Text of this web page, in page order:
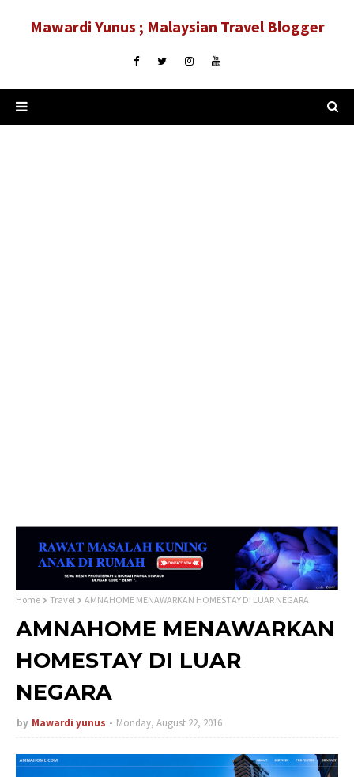
Mawardi Yunus ; Malaysian Travel Blogger
Home Travel AMNAHOME MENAWARKAN HOMESTAY DI LUAR NEGARA
AMNAHOME MENAWARKAN
HOMESTAY DI LUAR
NEGARA
by Mawardi yunus Monday, August 22, 2016